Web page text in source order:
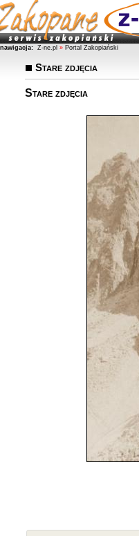
nawigacja: Z-ne.pl » Portal Zakopiański
Stare zdjęcia
Stare zdjęcia